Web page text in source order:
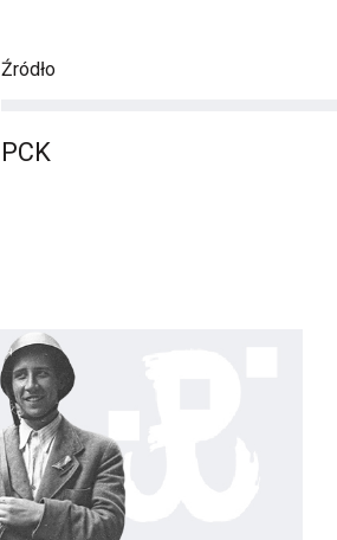
Źródło
PCK